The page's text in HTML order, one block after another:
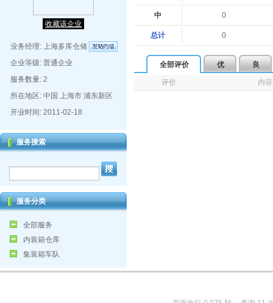
收藏该企业
业务经理: 上海多库仓储
企业等级: 普通企业
服务数量: 2
所在地区: 中国 上海市 浦东新区
开业时间: 2011-02-18
服务搜索
服务分类
全部服务
内装箱仓库
集装箱车队
中 0
总计 0
全部评价 优 良
评价 内容